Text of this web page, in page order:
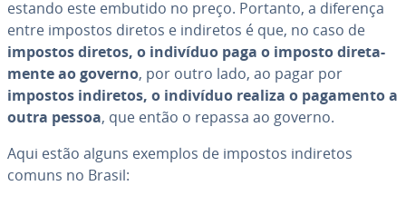
estando este embutido no preço. Portanto, a diferença
entre impostos diretos e indiretos é que, no caso de
impostos diretos, o indivíduo paga o imposto di­re­ta­
mente ao governo, por outro lado, ao pagar por
impostos indiretos, o indivíduo realiza o pagamento a
outra pessoa, que então o repassa ao governo.
Aqui estão alguns exemplos de impostos indiretos
comuns no Brasil: